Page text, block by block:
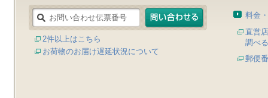
2件以上はこちら
お荷物のお届け遅延状況について
料金
直営
調べる
郵便